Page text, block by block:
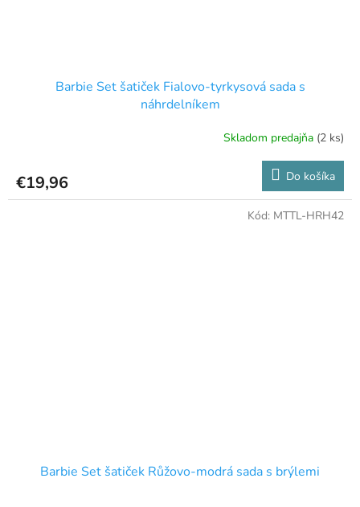
Barbie Set šatiček Fialovo-tyrkysová sada s
náhrdelníkem
Skladom predajňa (2 ks)
€19,96 Do košíka
Barbie Set šatiček Růžovo-modrá sada s brýlemi
Kód: MTTL-HRH42